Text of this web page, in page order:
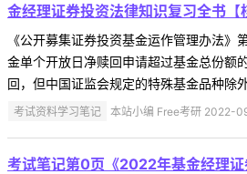
金经理证券投资法律知识复习全书【
《公开募集证券投资基金运作管理办法》
金单个开放日净赎回申请超过基金总份额
回，但中国证监会规定的特殊基金品种除
考试资料学习笔记 本站小编 Free考研 2022-
考试笔记第0页《2022年基金经理